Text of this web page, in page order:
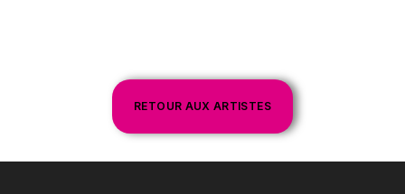
RETOUR AUX ARTISTES